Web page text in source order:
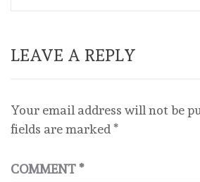
LEAVE A REPLY
Your email address will not be
fields are marked *
COMMENT*